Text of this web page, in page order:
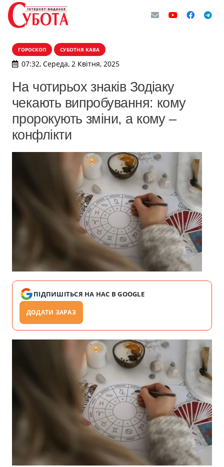
ГОРОСКОП СУБОТНЯ КАВА
07:32, Середа, 2 Квітня, 2025
На чотирьох знаків Зодіаку
чекають випробування: кому
пророкують зміни, а кому –
конфлікти
ПІДПИШІТЬСЯ НА НАС В GOOGLE
ДОДАТИ ЗАРАЗ